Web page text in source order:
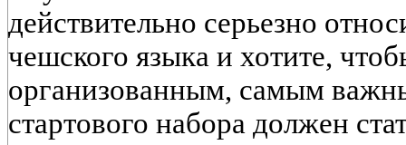
действительно серьезно
чешского языка и хотите,
организованным, самым
стартового набора должен